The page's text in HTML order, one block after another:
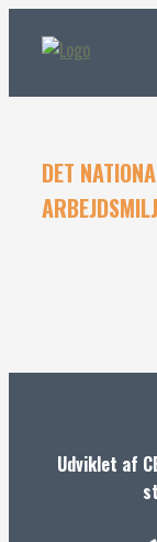
DET
Udviklet af